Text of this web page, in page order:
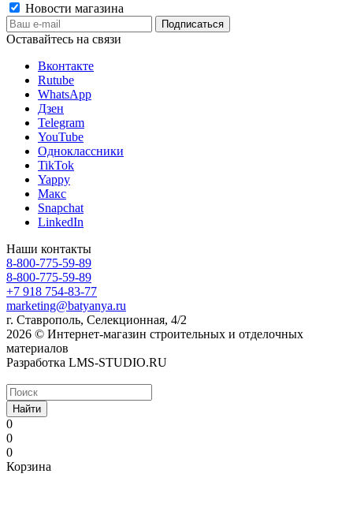
Новости магазина
Оставайтесь на связи
Вконтакте
Rutube
WhatsApp
Дзен
Telegram
YouTube
Одноклассники
TikTok
Yappy
Макс
Snapchat
LinkedIn
Наши контакты
8-800-775-59-89
8-800-775-59-89
+7 918 754-83-77
marketing@batyanya.ru
г. Ставрополь, Селекционная, 4/2
2026 © Интернет-магазин строительных и отделочных
материалов
Разработка LMS-STUDIO.RU
Найти
0
0
0
Корзина